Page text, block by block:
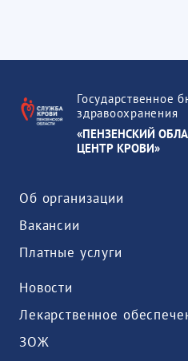
Государственное
здравоохранения
«ПЕНЗЕНСКИЙ
ЦЕНТР КРОВИ»
Об организации
Вакансии
Платные услуги
Новости
Лекарственное
ЗОЖ